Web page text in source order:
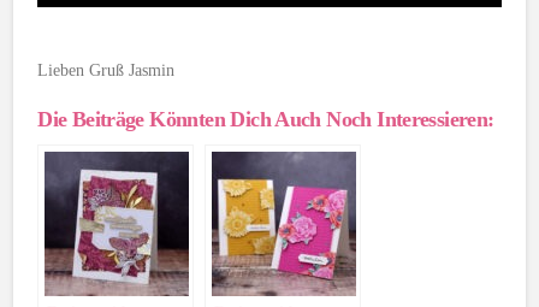
Lieben Gruß Jasmin
Die Beiträge Könnten Dich Auch Noch Interessieren: